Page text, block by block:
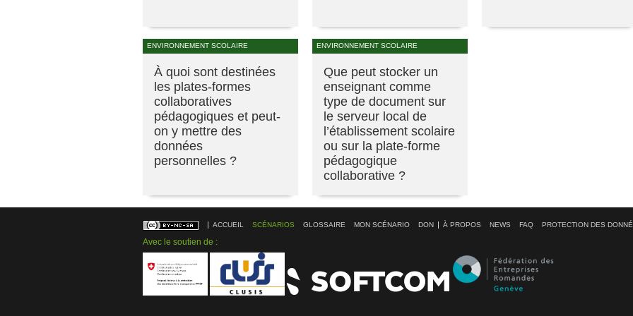
ENVIRONNEMENT SCOLAIRE
À quoi sont destinées
les plates-formes
collaboratives
pédagogiques et peut-
on y mettre des
données
personnelles ?
ENVIRONNEMENT SCOLAIRE
Que peut stocker un
enseignant comme
type de document sur
le serveur local de
l’établissement scolaire
ou sur la plate-forme
pédagogique
collaborative ?
ACCUEIL SCÉNARIOS GLOSSAIRE MON SCÉNARIO DON À PROPOS NEWS FAQ PROTECTION DES
Avec le soutien de :